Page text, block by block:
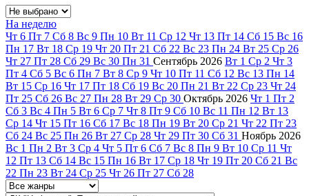
На неделю
Чт 6 Пт 7 Сб 8 Вс 9 Пн 10 Вт 11 Ср 12 Чт 13 Пт 14 Сб 15 Вс 16
Пн 17 Вт 18 Ср 19 Чт 20 Пт 21 Сб 22 Вс 23 Пн 24 Вт 25 Ср 26
Чт 27 Пт 28 Сб 29 Вс 30 Пн 31 Сентябрь 2026 Вт 1 Ср 2 Чт 3
Пт 4 Сб 5 Вс 6 Пн 7 Вт 8 Ср 9 Чт 10 Пт 11 Сб 12 Вс 13 Пн 14
Вт 15 Ср 16 Чт 17 Пт 18 Сб 19 Вс 20 Пн 21 Вт 22 Ср 23 Чт 24
Пт 25 Сб 26 Вс 27 Пн 28 Вт 29 Ср 30 Октябрь 2026 Чт 1 Пт 2
Сб 3 Вс 4 Пн 5 Вт 6 Ср 7 Чт 8 Пт 9 Сб 10 Вс 11 Пн 12 Вт 13
Ср 14 Чт 15 Пт 16 Сб 17 Вс 18 Пн 19 Вт 20 Ср 21 Чт 22 Пт 23
Сб 24 Вс 25 Пн 26 Вт 27 Ср 28 Чт 29 Пт 30 Сб 31 Ноябрь 2026
Вс 1 Пн 2 Вт 3 Ср 4 Чт 5 Пт 6 Сб 7 Вс 8 Пн 9 Вт 10 Ср 11 Чт
12 Пт 13 Сб 14 Вс 15 Пн 16 Вт 17 Ср 18 Чт 19 Пт 20 Сб 21 Вс
22 Пн 23 Вт 24 Ср 25 Чт 26 Пт 27 Сб 28